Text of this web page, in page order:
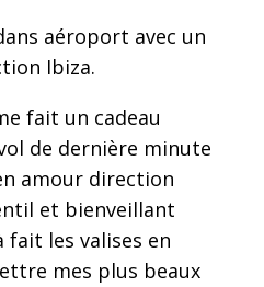
aéroport avec un
Ibiza.
fait un cadeau
de dernière minute
amour direction
et bienveillant
fait les valises en
mes plus beaux